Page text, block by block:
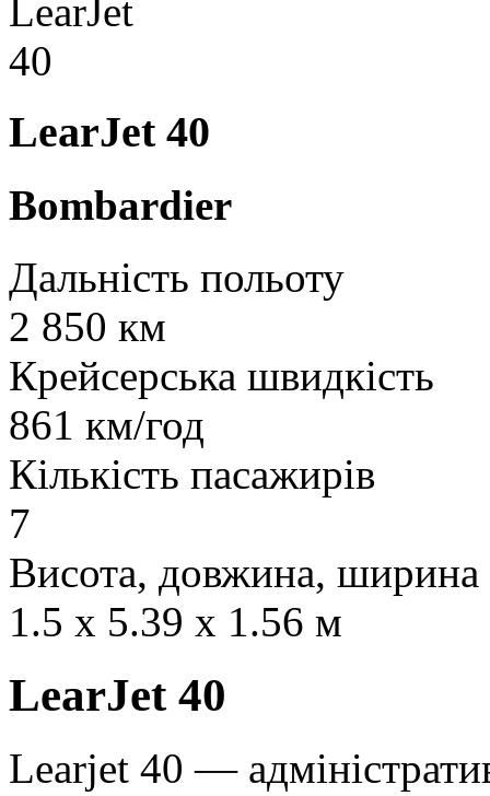
LearJet 40
Bombardier
Дальність польоту
2 850 км
Крейсерська швидкість
861 км/год
Кількість пасажирів
7
Висота, довжина, ширина
1.5 x 5.39 x 1.56 м
LearJet 40
Learjet 40 —